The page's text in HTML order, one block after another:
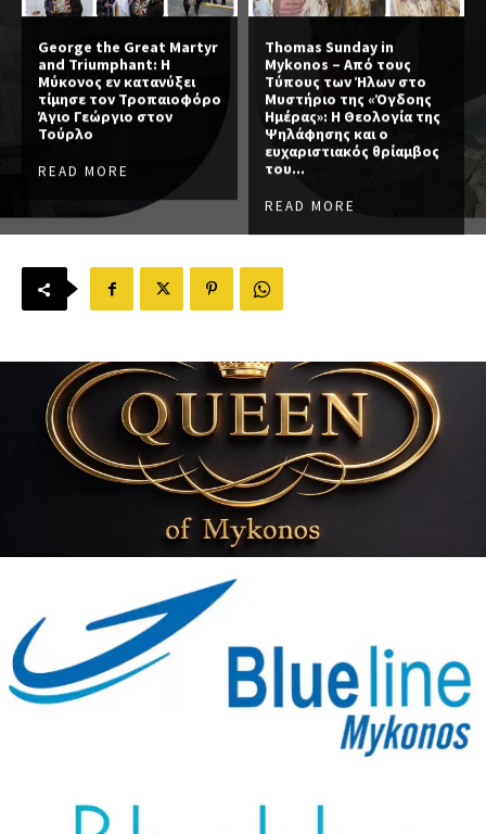
George the Great Martyr
and Triumphant: Η
Μύκονος εν κατανύξει
τίμησε τον Τροπαιοφόρο
Άγιο Γεώργιο στον
Τούρλο
READ MORE
Thomas Sunday in
Mykonos – Από τους
Τύπους των Ήλων στο
Μυστήριο της «Όγδοης
Ημέρας»: Η Θεολογία της
Ψηλάφησης και ο
ευχαριστιακός θρίαμβος
του...
READ MORE